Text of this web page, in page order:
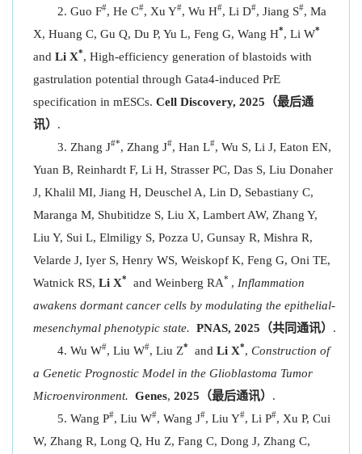
Guo F#, He C#, Xu Y#, Wu H#, Li D#, Jiang S#, Ma
X, Huang C, Gu Q, Du P, Yu L, Feng G, Wang H*, Li W*
and Li X*, High-efficiency generation of blastoids with
gastrulation potential through Gata4-induced PrE
specification in mESCs. Cell Discovery, 2025（最后通
讯） .
Zhang J#*, Zhang J#, Han L#, Wu S, Li J, Eaton EN,
Yuan B, Reinhardt F, Li H, Strasser PC, Das S, Liu Donaher
J, Khalil MI, Jiang H, Deuschel A, Lin D, Sebastiany C,
Maranga M, Shubitidze S, Liu X, Lambert AW, Zhang Y,
Liu Y, Sui L, Elmiligy S, Pozza U, Gunsay R, Mishra R,
Velarde J, Iyer S, Henry WS, Weiskopf K, Feng G, Oni TE,
Watnick RS, Li X* and Weinberg RA* , Inflammation
awakens dormant cancer cells by modulating the epithelial-
mesenchymal phenotypic state. PNAS, 2025 （共同通讯） .
Wu W#, Liu W#, Liu Z* and Li X*, Construction of
a Genetic Prognostic Model in the Glioblastoma Tumor
Microenvironment. Genes, 2025（最后通讯） .
Wang P#, Liu W#, Wang J#, Liu Y#, Li P#, Xu P, Cui
W, Zhang R, Long Q, Hu Z, Fang C, Dong J, Zhang C,